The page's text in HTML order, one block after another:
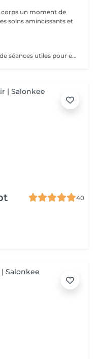
corps un moment de
soins amincissants et
Le temps de la séance et le nombre de séances utiles pour enlever le tatouage sont variables Le détatouage laser est une technique efficace qui fragmente les pigments d'encre sous la peau à l'aide de faisceaux de lumière, permettant ainsi au système immunitaire de les éliminer progressivement. Le processus nécessite généralement plusieurs séances, et son efficacité dépend de divers facteurs. Comment ça marche ? Le laser cible les particules d'encre et les chauffe pour les fragmenter en morceaux plus petits. Ces fragments sont ensuite naturellement évacués par le corps. Différents types de lasers, tels que le laser Picosure ou le laser Q-Switched, sont utilisés pour traiter efficacement différentes couleurs et profondeurs d'encre. Ce qu'il faut savoir Nombre de séances Le nombre de séances varie considérablement. Un tatouage amateur peut nécessiter 3 à 5 séances, tandis qu'un tatouage professionnel peut en exiger 4 à 12, voire plus, pour une disparition complète. Résultats progressifs L'éclaircissement de l'encre est visible après chaque séance, mais le tatouage complet s'estompe progressivement au fil du temps.
40